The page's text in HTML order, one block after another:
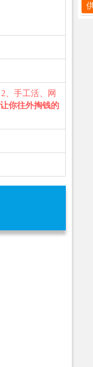
、手工活、网
你往外掏钱的